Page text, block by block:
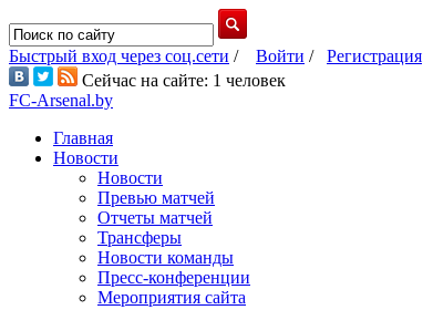
Быстрый вход через соц.сети / Войти / Регистрация
Сейчас на сайте: 1 человек
FC-Arsenal.by
Главная
Новости
Новости
Превью матчей
Отчеты матчей
Трансферы
Новости команды
Пресс-конференции
Мероприятия сайта